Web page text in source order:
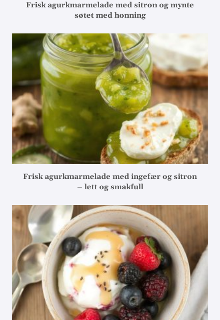
Frisk agurkmarmelade med sitron og mynte
søtet med honning
Frisk agurkmarmelade med ingefær og sitron
– lett og smakfull